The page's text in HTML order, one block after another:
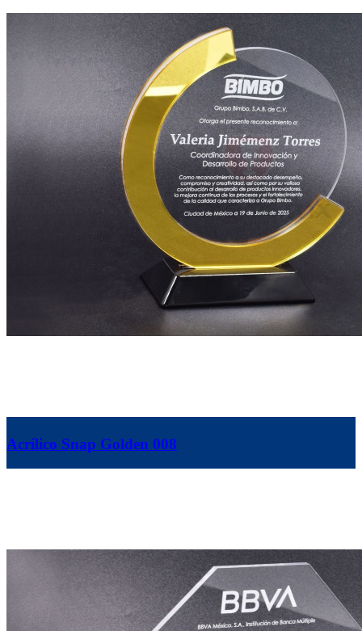
Acrílico Snap Golden 008